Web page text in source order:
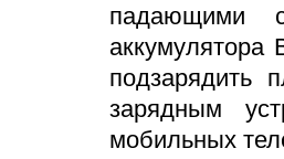
падающими
аккумулятора
подзарядить
зарядным
мобильных